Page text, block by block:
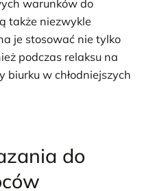
warunków do
także niezwykle
je stosować nie tylko
podczas relaksu na
biurku w chłodniejszych
do